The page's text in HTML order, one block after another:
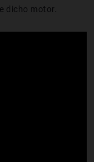
dicho motor.